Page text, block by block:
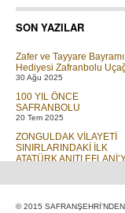
SON YAZILAR
Zafer ve Tayyare Bayramı
Hediyesi Zafranbolu
30 Ağu 2025
100 YIL ÖNCE
SAFRANBOLU
20 Tem 2025
ZONGULDAK VİLAYETİ
SINIRLARINDAKİ İLK
ATATÜRK ANITI
30 Mar 2019
© 2015